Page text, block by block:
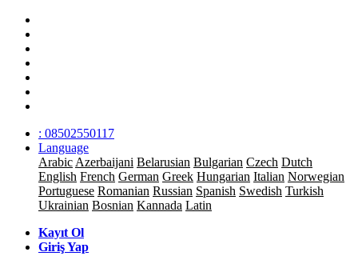
: 08502550117
Language
Arabic Azerbaijani Belarusian Bulgarian Czech Dutch
English French German Greek Hungarian Italian Norwegian
Portuguese Romanian Russian Spanish Swedish Turkish
Ukrainian Bosnian Kannada Latin
Kayıt Ol
Giriş Yap